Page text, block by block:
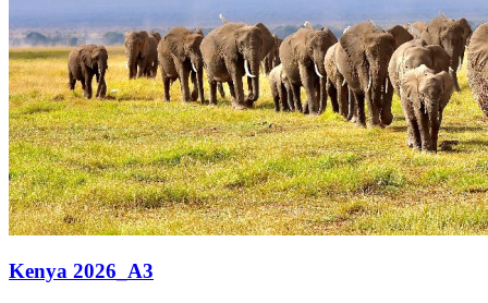
Kenya 2026_A3